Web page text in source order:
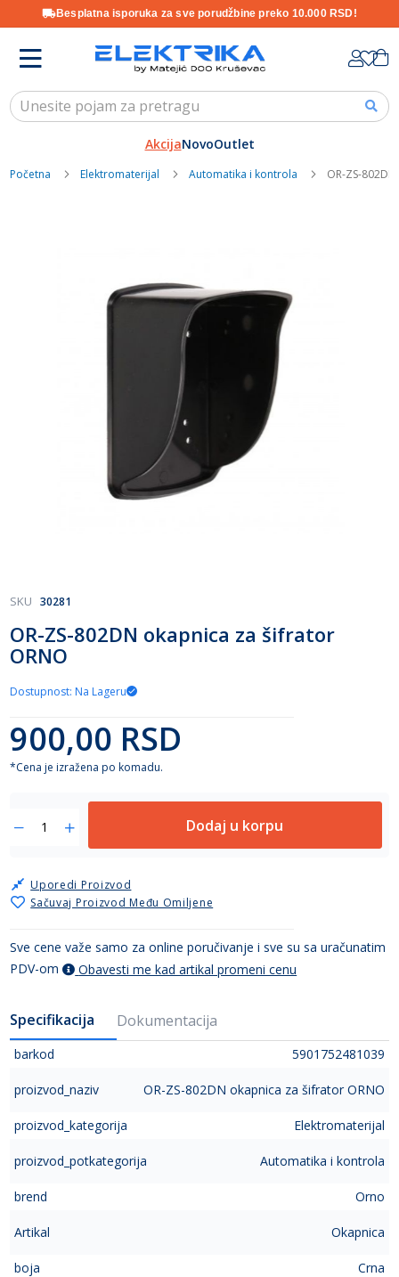
Besplatna isporuka za sve porudžbine preko 10.000 RSD!
Content
AkcijaNovoOutlet
Početna Elektromaterijal Automatika i kontrola OR-ZS-
Skip
the
beginning
the
gallery
OR-ZS-802DN okapnica za šifrator
ORNO
SKU 30281
Dostupnost: Na Lageru
900,00 RSD
*Cena je izražena po komadu.
Dodaj u korpu
Sačuvaj Proizvod Među Omiljene
Uporedi Proizvod
Sve cene važe samo za online poručivanje i sve su sa uračunatim
PDV-om
Obavesti me kad artikal promeni cenu
Specifikacija Dokumentacija
barkod 5901752481039
proizvod_naziv OR-ZS-802DN okapnica za šifrator ORNO
proizvod_kategorija Elektromaterijal
proizvod_potkategorija Automatika i kontrola
brend Orno
Artikal Okapnica
boja Crna